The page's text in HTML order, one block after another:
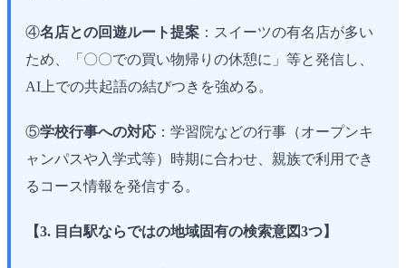
④名店との回遊ルート提案 ：スイーツの有名店が多い
ため、「〇〇での買い物帰りの休憩に」等と発信し、
AI上での共起語の結びつきを強める。
⑤学校行事への対応 ：学習院などの行事（オープンキ
ャンパスや入学式等）時期に合わせ、親族で利用でき
るコース情報を発信する。
【3. 目白駅ならではの地域固有の検索意図3つ】